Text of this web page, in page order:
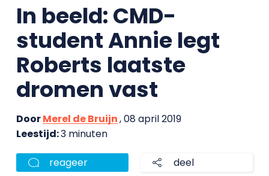
In beeld: CMD-
student Annie legt
Roberts laatste
dromen vast
DoorMerel de Bruijn, 08 april 2019
Leestijd:3 minuten
reageer deel